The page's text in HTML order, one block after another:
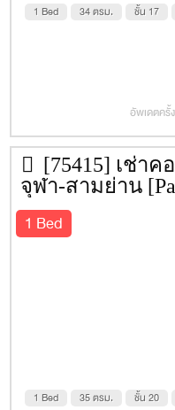
1 Bed 34 ตรม. ชั้น 17
อัพเดตครั้
[75415] เช่า
จุฬา-สามย่าน
Samyan] 35 ตรม.
1 Bed
1 Bed 35 ตรม. ชั้น 20